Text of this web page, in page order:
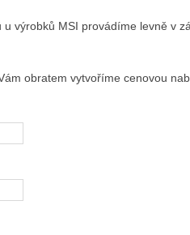
výrobků MSI provádíme levně v
obratem vytvoříme cenovou